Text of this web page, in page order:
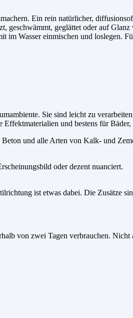
Ein rein natürlicher,
geschwämmt, geglättet oder auf
Wasser einmischen und loslegen.
Sie sind leicht zu
und bestens für
und alle Arten von Kalk- und
oder dezent nuanciert.
ist etwas dabei. Die Zusätze
von zwei Tagen verbrauchen.